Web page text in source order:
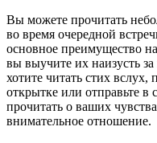
Вы можете прочитать
во время очередной
основное преимущество
вы выучите их наизусть
хотите читать стих
открытке или отправьте в
прочитать о ваших
внимательное отношение.